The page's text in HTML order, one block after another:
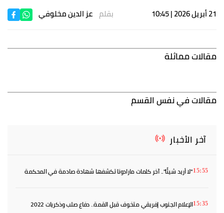
21 أبريل 2026 | 10:45 بقلم عز الدين مخلوفي
مقالات مماثلة
مقالات في نفس القسم
آخر الأخبار
15:55"لا أريد شيئًا".. آخر كلمات مارادونا تكشفها شهادة صادمة في المحكمة
15:35
الإعلام الجنوب إفريقي متخوف قبل القمة.. دفاع صلب وذكريات 2022